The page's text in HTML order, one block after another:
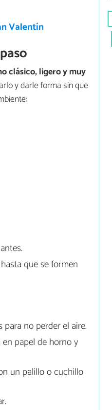
Valentín
clásico, ligero y muy
y darle forma sin que
que se formen
no perder el aire.
papel de horno y
un palillo o cuchillo